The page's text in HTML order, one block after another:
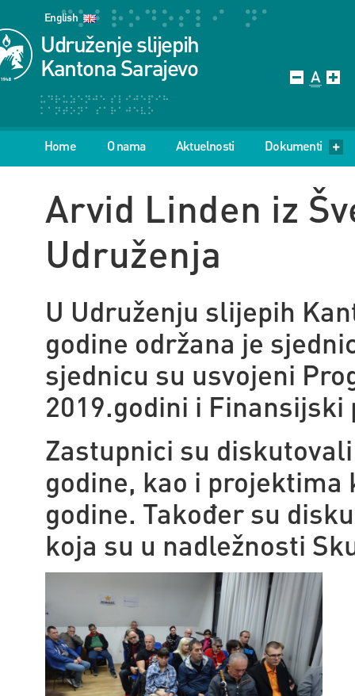
English
Udruženje slijepih
Kantona Sarajevo
Home O nama Aktuelnosti Dokumenti
Arvid Linden iz
Udruženja
U Udruženju slijepih
godine održana je
sjednicu su usvojeni
2019.godini i Finansijski
Zastupnici su
godine, kao i projektima
godine. Također su
koja su u nadležnosti